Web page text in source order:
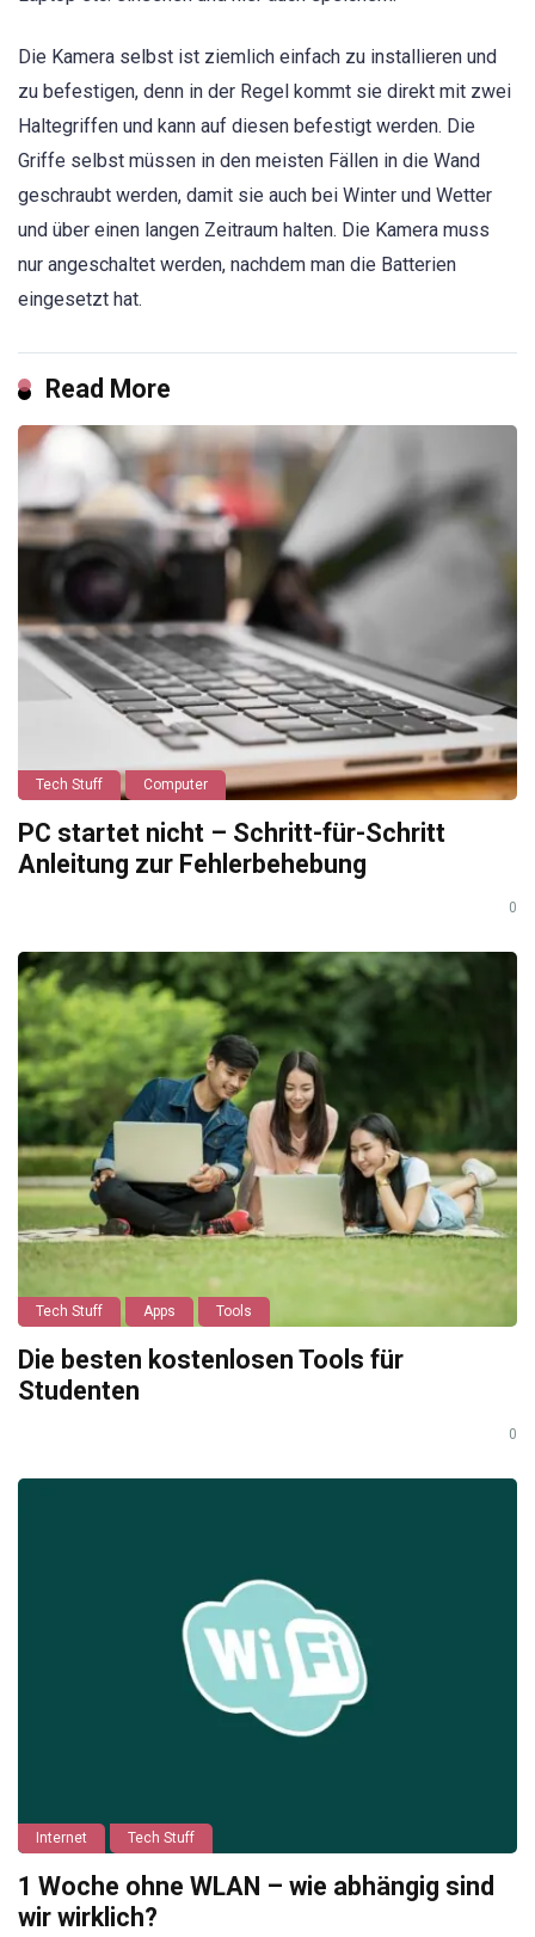
Die Kamera selbst ist ziemlich einfach zu installieren und
zu befestigen, denn in der Regel kommt sie direkt mit zwei
Haltegriffen und kann auf diesen befestigt werden. Die
Griffe selbst müssen in den meisten Fällen in die Wand
geschraubt werden, damit sie auch bei Winter und Wetter
und über einen langen Zeitraum halten. Die Kamera muss
nur angeschaltet werden, nachdem man die Batterien
eingesetzt hat.
Read More
Tech Stuff Computer
PC startet nicht – Schritt-für-Schritt
Anleitung zur Fehlerbehebung
0
Tech Stuff Apps Tools
Die besten kostenlosen Tools für
Studenten
0
Internet Tech Stuff
1 Woche ohne WLAN – wie abhängig sind
wir wirklich?